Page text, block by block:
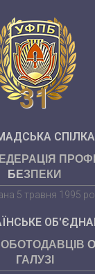
31
СПІЛКА
БЕЗПЕКИ
5 травня 1995
ГАЛУЗІ